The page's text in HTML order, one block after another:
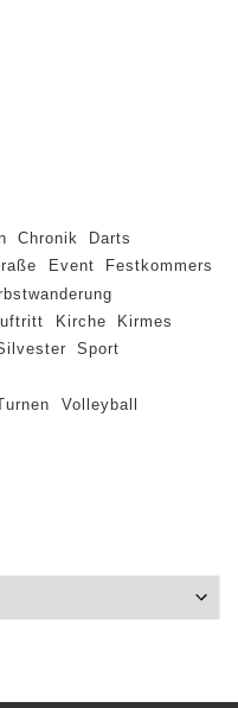
Chronik
Darts
Event
Festkommers
Kirche
Kirmes
Sport
Volleyball